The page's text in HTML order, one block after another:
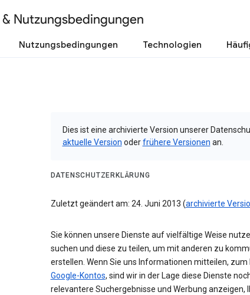
Nutzungsbedingungen
Nutzungsbedingungen Technologien
Dies ist eine archivierte Version unserer
aktuelle Version oderfrühere Versionen an.
DATENSCHUTZERKLÄRUNG
Zuletzt geändert am: 24. Juni 2013 (archivierte
Sie können unsere Dienste auf vielfältige Weise
suchen und diese zu teilen, um mit anderen zu
erstellen. Wenn Sie uns Informationen mitteilen, zum
Google-Kontos, sind wir in der Lage diese Dienste
relevantere Suchergebnisse und Werbung anzeigen,